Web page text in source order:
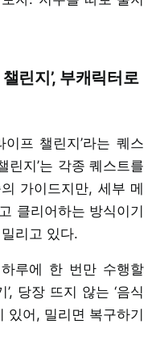
린지’, 부캐릭터로
프 챌린지’라는 퀘스
린지’는 각종 퀘스트를
가이드지만, 세부 메
클리어하는 방식이기
리고 있다.
하루에 한 번만 수행할
당장 뜨지 않는 ‘음식
있어, 밀리면 복구하기